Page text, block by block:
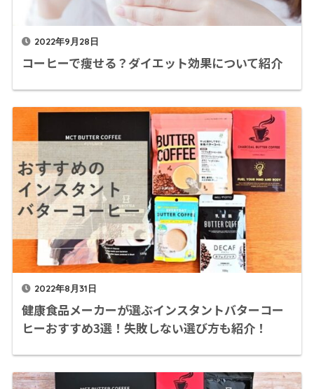
2022年9月28日
コーヒーで痩せる？ダイエット効果について紹介
2022年8月31日
健康食品メーカーが選ぶインスタントバターコー
ヒーおすすめ3選！失敗しない選び方も紹介！